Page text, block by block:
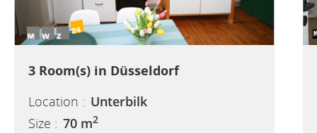
3 Room(s) in Düsseldorf
Location : Unterbilk
Size : 70 m2